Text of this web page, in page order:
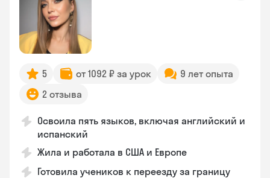
5 от 1092 ₽ за урок
9 лет опыта
2 отзыва
Освоила пять языков, включая английский и
испанский
Жила и работала в США и Европе
Готовила учеников к переезду за границу